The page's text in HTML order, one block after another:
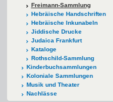
Freimann-Sammlung
Hebräische Handschriften
Hebräische Inkunabeln
Jiddische Drucke
Judaica Frankfurt
Kataloge
Rothschild-Sammlung
Kinderbuchsammlungen
Koloniale Sammlungen
Musik und Theater
Nachlässe